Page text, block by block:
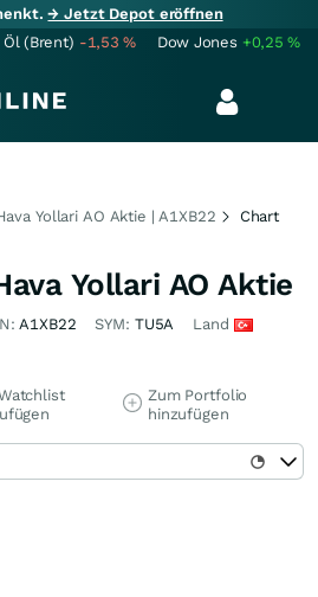
→ Jetzt Depot eröffnen
Öl (Brent) -1,53% Dow Jones +0,25%
Yollari AO Aktie | A1XB22 Chart
Yollari AO Aktie
A1XB22 SYM: TU5A Land
Zum Portfolio
hinzufügen